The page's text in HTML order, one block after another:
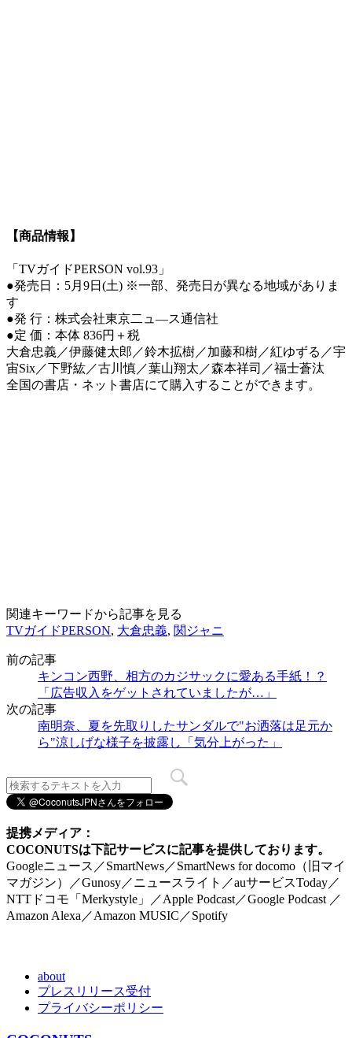
【商品情報】
「TVガイドPERSON vol.93」
●発売日：5月9日(土) ※一部、発売日が異なる地域がありま
す
●発 行：株式会社東京二ュ―ス通信社
●定 価：本体 836円＋税
大倉忠義／伊藤健太郎／鈴木拡樹／加藤和樹／紅ゆずる／宇
宙Six／下野紘／古川慎／葉山翔太／森本祥司／福士蒼汰
全国の書店・ネット書店にて購入することができます。
関連キーワードから記事を見る
TVガイドPERSON, 大倉忠義, 関ジャニ
前の記事
キンコン西野、相方のカジサックに愛ある手紙！？
「広告収入をゲットされていましたが…」
次の記事
南明奈、夏を先取りしたサンダルで"お洒落は足元か
ら"涼しげな様子を披露し「気分上がった」
提携メディア：
COCONUTSは下記サービスに記事を提供しております。
Googleニュース／SmartNews／SmartNews for docomo（旧マイ
マガジン）／Gunosy／ニュースライト／auサービスToday／
NTTドコモ「Merkystyle」／Apple Podcast／Google Podcast ／
Amazon Alexa／Amazon MUSIC／Spotify
about
プレスリリース受付
プライバシーポリシー